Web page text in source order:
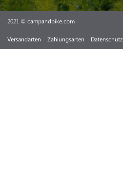
2021 © campandbike.com
Versandarten Zahlungsarten Datenschutz